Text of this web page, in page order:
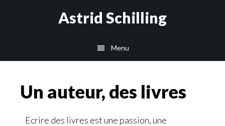
Astrid Schilling
Menu
Un auteur, des livres
Ecrire des livres est une passion, une